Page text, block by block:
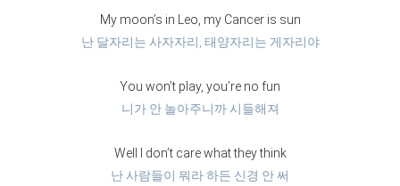
My moon’s in Leo, my Cancer is sun
난 달자리는 사자자리, 태양자리는 게자리야
You won’t play, you’re no fun
니가 안 놀아주니까 시들해져
Well I don’t care what they think
난 사람들이 뭐라 하든 신경 안 써